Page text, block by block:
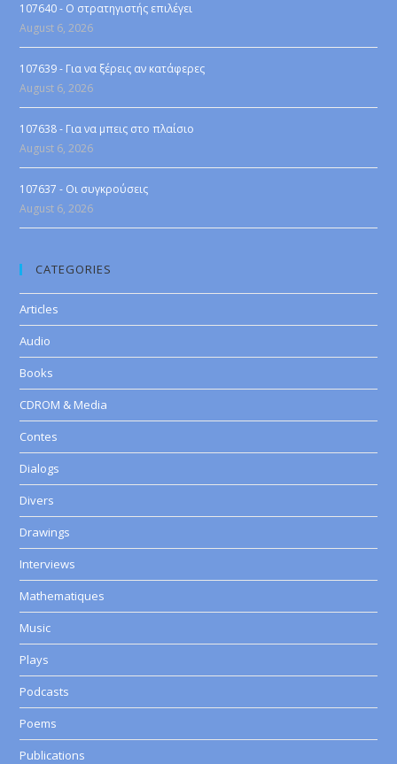
107640 - Ο στρατηγιστής επιλέγει
August 6, 2026
107639 - Για να ξέρεις αν κατάφερες
August 6, 2026
107638 - Για να μπεις στο πλαίσιο
August 6, 2026
107637 - Οι συγκρούσεις
August 6, 2026
CATEGORIES
Articles
Audio
Books
CDROM & Media
Contes
Dialogs
Divers
Drawings
Interviews
Mathematiques
Music
Plays
Podcasts
Poems
Publications